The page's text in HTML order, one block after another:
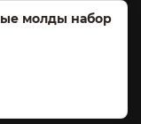
молды набор